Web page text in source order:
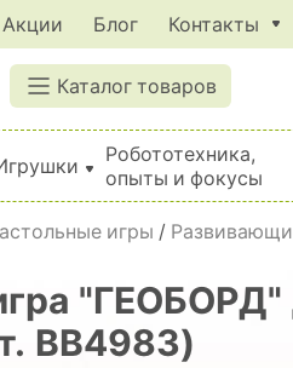
Акции Блог Контакты
Каталог товаров
Робототехника,
опыты и фокусы
игры /
ВВ4983)